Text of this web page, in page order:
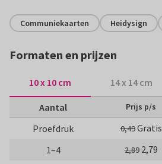
Communiekaarten Heidysign
Formaten en prijzen
10 x 10 cm 14 x 14 cm
Aantal Prijs p/s
Proefdruk 0,49Gratis
1–4
2,89 2,79